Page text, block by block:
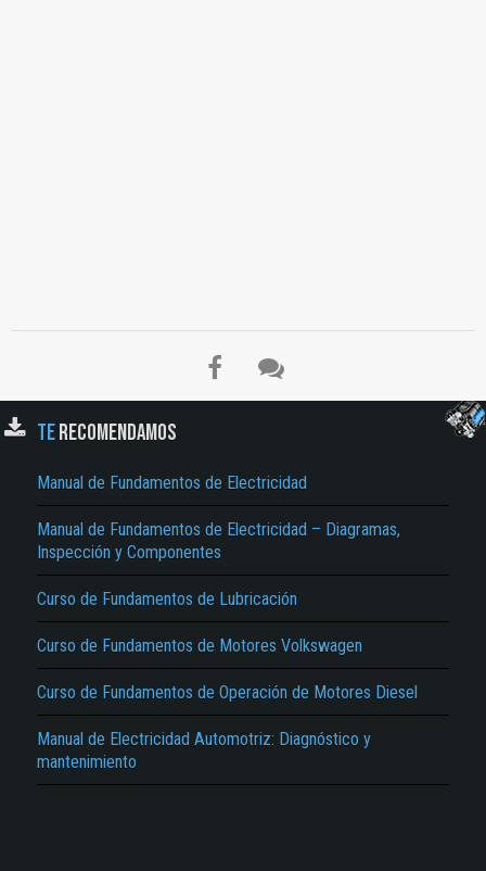
TERECOMENDAMOS
Manual de Fundamentos de Electricidad
Manual de Fundamentos de Electricidad – Diagramas,
Inspección y Componentes
Curso de Fundamentos de Lubricación
Curso de Fundamentos de Motores Volkswagen
Curso de Fundamentos de Operación de Motores Diesel
Manual de Electricidad Automotriz: Diagnóstico y
mantenimiento
El Título es incorrecto según el contenido.
Texto o Imagen de portada son erróneos.
Reportar otro tipo de error...